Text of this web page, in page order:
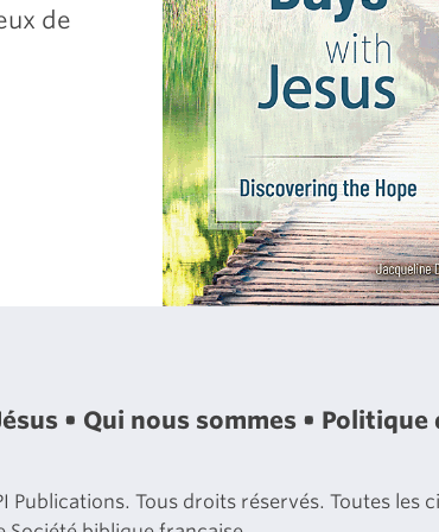
de
Qui nous sommes Politique
Tous droits réservés. Toutes les